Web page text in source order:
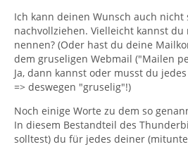
Ich kann deinen Wunsch auch nicht
nachvollziehen. Vielleicht kannst
nennen? (Oder hast du deine
dem gruseligen Webmail ("Mailen
Ja, dann kannst oder musst du
=> deswegen "gruselig"!)
Noch einige Worte zu dem so
In diesem Bestandteil des
solltest) du für jedes deiner